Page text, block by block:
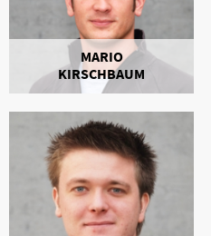
MARIO
KIRSCHBAUM